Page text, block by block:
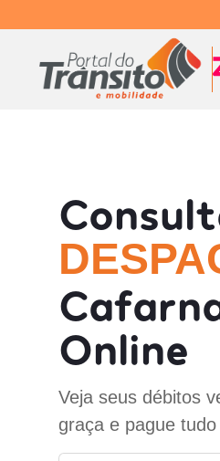
Online
Veja seus débitos
graça e pague